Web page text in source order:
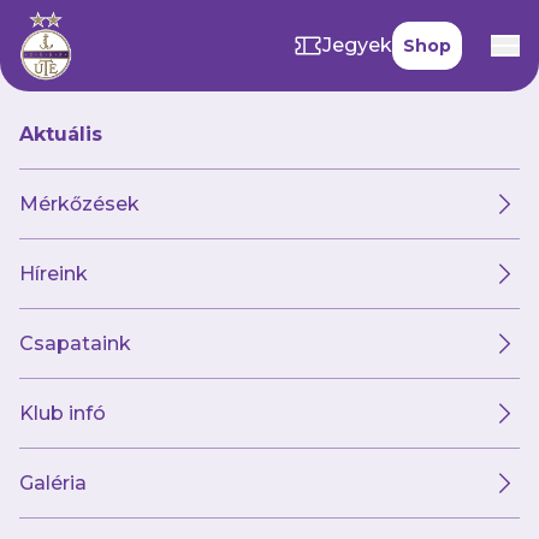
Jegyek Shop
Aktuális
Mérkőzések
Híreink
Csapataink
Klub infó
Galéria